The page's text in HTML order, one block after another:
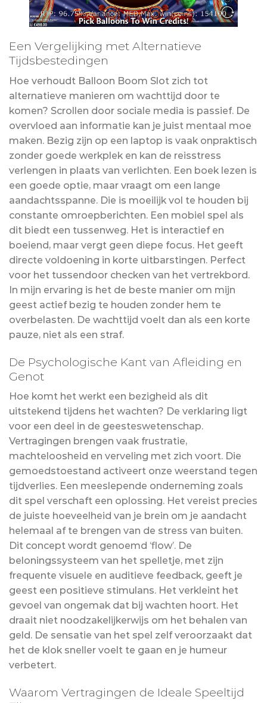
Een Vergelijking met Alternatieve
Tijdsbestedingen
Hoe verhoudt Balloon Boom Slot zich tot
alternatieve manieren om wachttijd door te
komen? Scrollen door sociale media is passief. De
overvloed aan informatie kan je juist mentaal moe
maken. Bezig zijn op een laptop is vaak onpraktisch
zonder goede werkplek en kan de reisstress
verlengen in plaats van verlichten. Een boek lezen is
een goede optie, maar vraagt om een lange
aandachtsspanne. Die is moeilijk vol te houden bij
constante omroepberichten. Een mobiel spel als
dit biedt een tussenweg. Het is interactief en
boeiend, maar vergt geen diepe focus. Het geeft
directe voldoening in korte uitbarstingen. Perfect
voor het tussendoor checken van het vertrekbord.
In mijn ervaring is het de beste manier om mijn
geest actief bezig te houden zonder hem te
overbelasten. De wachttijd voelt dan als een korte
pauze, niet als een straf.
De Psychologische Kant van Afleiding en
Genot
Hoe komt het werkt een bezigheid als dit
uitstekend tijdens het wachten? De verklaring ligt
voor een deel in de geesteswetenschap.
Vertragingen brengen vaak frustratie,
machteloosheid en verveling met zich voort. Die
gemoedstoestand activeert onze weerstand tegen
tijdverlies. Een meeslepende onderneming zoals
dit spel verschaft een oplossing. Het vereist precies
de juiste hoeveelheid van je brein om je aandacht
helemaal af te brengen van de stress van buiten.
Dit concept wordt genoemd ‘flow’. De
beloningssysteem van het spelletje, met zijn
frequente visuele en auditieve feedback, geeft je
geest een positieve stimulans. Het verkleint het
gevoel van ongemak dat bij wachten hoort. Het
draait niet noodzakelijkerwijs om het behalen van
geld. De sensatie van het spel zelf veroorzaakt dat
het de klok sneller voelt te gaan en je humeur
verbetert.
Waarom Vertragingen de Ideale Speeltijd